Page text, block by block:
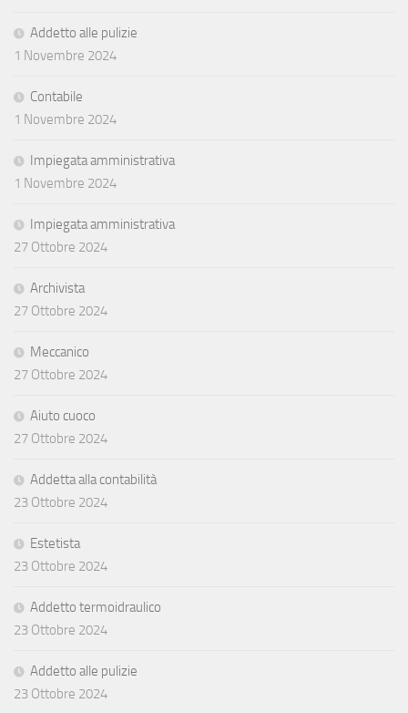
Addetto alle pulizie
1 Novembre 2024
Contabile
1 Novembre 2024
Impiegata amministrativa
1 Novembre 2024
Impiegata amministrativa
27 Ottobre 2024
Archivista
27 Ottobre 2024
Meccanico
27 Ottobre 2024
Aiuto cuoco
27 Ottobre 2024
Addetta alla contabilità
23 Ottobre 2024
Estetista
23 Ottobre 2024
Addetto termoidraulico
23 Ottobre 2024
Addetto alle pulizie
23 Ottobre 2024